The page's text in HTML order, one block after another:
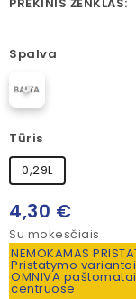
PREKINIS ŽENKLAS:
Spalva
Tūris
0,29L
4,30 €
Su mokesčiais
NEMOKAMAS
Pristatymo
OMNIVA
centruose.